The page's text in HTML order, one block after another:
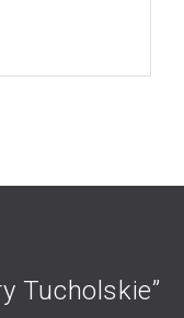
Tucholskie”